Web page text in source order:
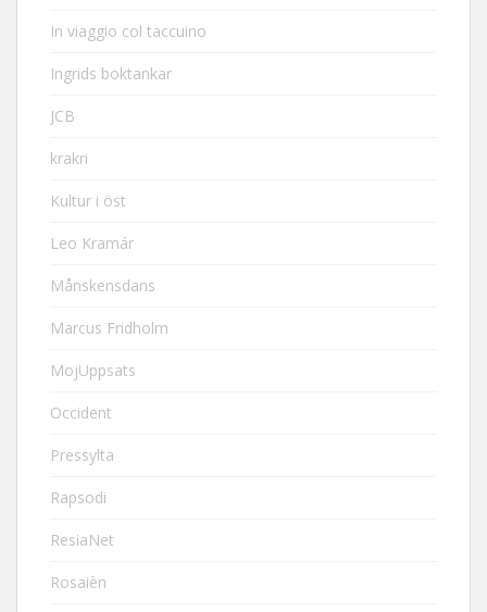
In viaggio col taccuino
Ingrids boktankar
JCB
krakri
Kultur i öst
Leo Kramár
Månskensdans
Marcus Fridholm
MojUppsats
Occident
Pressylta
Rapsodi
ResiaNet
Rosaièn